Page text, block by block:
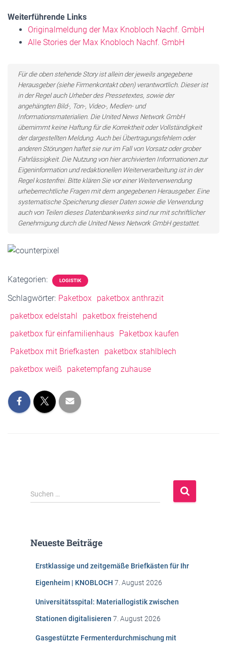
Weiterführende Links
Originalmeldung der Max Knobloch Nachf. GmbH
Alle Stories der Max Knobloch Nachf. GmbH
Für die oben stehende Story ist allein der jeweils angegebene
Herausgeber (siehe Firmenkontakt oben) verantwortlich. Dieser ist
in der Regel auch Urheber des Pressetextes, sowie der
angehängten Bild-, Ton-, Video-, Medien- und
Informationsmaterialien. Die United News Network GmbH
übernimmt keine Haftung für die Korrektheit oder Vollständigkeit
der dargestellten Meldung. Auch bei Übertragungsfehlern oder
anderen Störungen haftet sie nur im Fall von Vorsatz oder grober
Fahrlässigkeit. Die Nutzung von hier archivierten Informationen zur
Eigeninformation und redaktionellen Weiterverarbeitung ist in der
Regel kostenfrei. Bitte klären Sie vor einer Weiterverwendung
urheberrechtliche Fragen mit dem angegebenen Herausgeber. Eine
systematische Speicherung dieser Daten sowie die Verwendung
auch von Teilen dieses Datenbankwerks sind nur mit schriftlicher
Genehmigung durch die United News Network GmbH gestattet.
Kategorien: LOGISTIK
Schlagwörter: Paketbox paketbox anthrazit
paketbox edelstahl
paketbox freistehend
paketbox für einfamilienhaus
Paketbox kaufen
Paketbox mit Briefkasten
paketbox stahlblech
paketbox weiß paketempfang zuhause
S
u
n
Suchen …
Neueste Beiträge
Erstklassige und zeitgemäße Briefkästen für Ihr
Eigenheim | KNOBLOCH 7. August 2026
Universitätsspital: Materiallogistik zwischen
Stationen digitalisieren 7. August 2026
Gasgestützte Fermenterdurchmischung mit